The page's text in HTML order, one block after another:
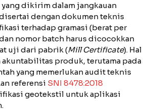
dikirim dalam jangkauan
dengan dokumen teknis
terhadap gramasi (berat per
nomor batch harus dicocokkan
uji dari pabrik (Mill Certificate). Hal
produk, terutama pada
yang memerlukan audit teknis
referensi SNI 8478:2018
geotekstil untuk aplikasi